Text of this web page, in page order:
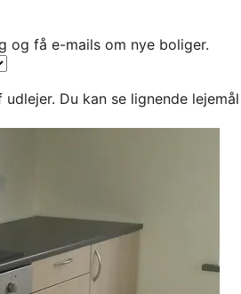
og få e-mails om nye boliger.
Du kan se lignende lejemål